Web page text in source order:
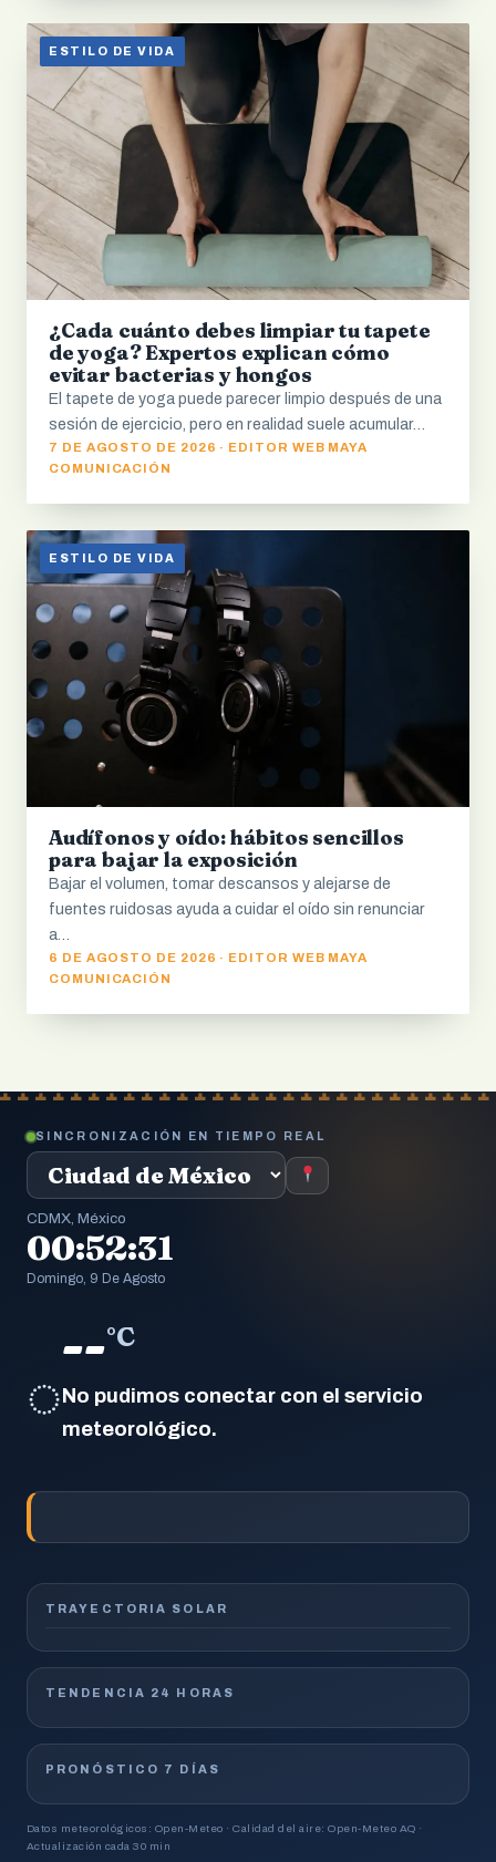
ESTILO DE VIDA
¿Cada cuánto debes limpiar tu tapete
de yoga? Expertos explican cómo
evitar bacterias y hongos
El tapete de yoga puede parecer limpio después de una
sesión de ejercicio, pero en realidad suele acumular…
7 DE AGOSTO DE 2026 · EDITOR WEB MAYA
COMUNICACIÓN
ESTILO DE VIDA
Audífonos y oído: hábitos sencillos
para bajar la exposición
Bajar el volumen, tomar descansos y alejarse de
fuentes ruidosas ayuda a cuidar el oído sin renunciar
a…
6 DE AGOSTO DE 2026 · EDITOR WEB MAYA
COMUNICACIÓN
SINCRONIZACIÓN EN TIEMPO REAL
CDMX, México
00:52:32
Domingo, 9 De Agosto
◌
--°C
No pudimos conectar con el servicio
meteorológico.
TRAYECTORIA SOLAR
TENDENCIA 24 HORAS
PRONÓSTICO 7 DÍAS
Datos meteorológicos: Open-Meteo · Calidad del aire: Open-Meteo AQ ·
Actualización cada 30 min